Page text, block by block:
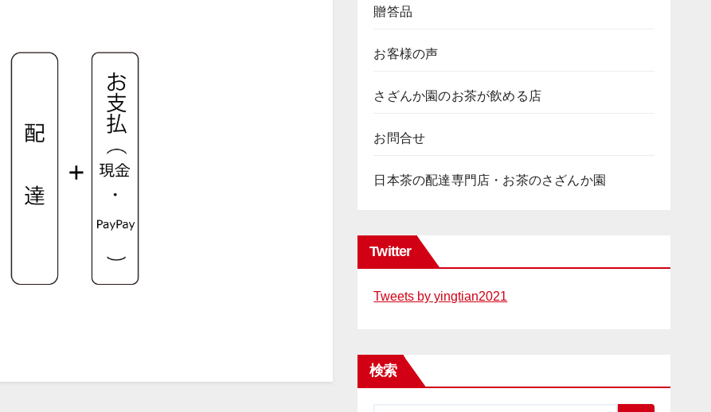
贈答品
お客様の声
さざんか園のお茶が飲める店
お問合せ
日本茶の配達専門店・お茶のさざんか園
Twitter
Tweets by yingtian2021
検索